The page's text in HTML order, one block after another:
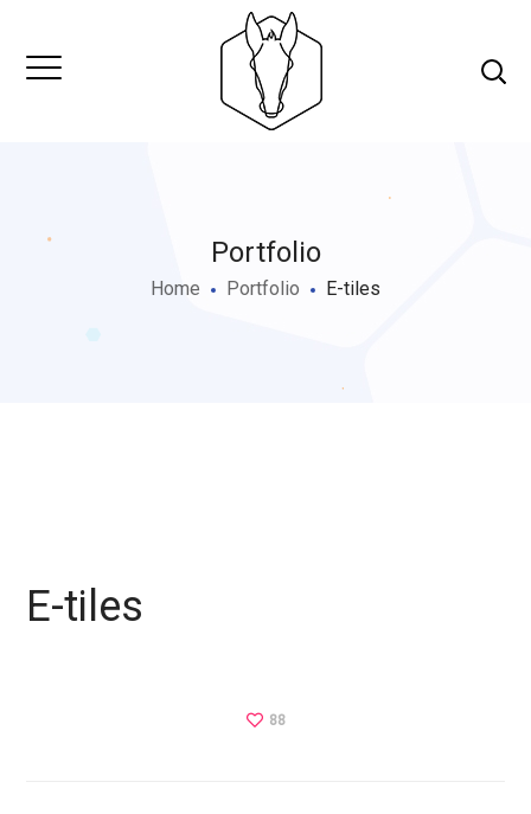
Portfolio
Home Portfolio E-tiles
E-tiles
88